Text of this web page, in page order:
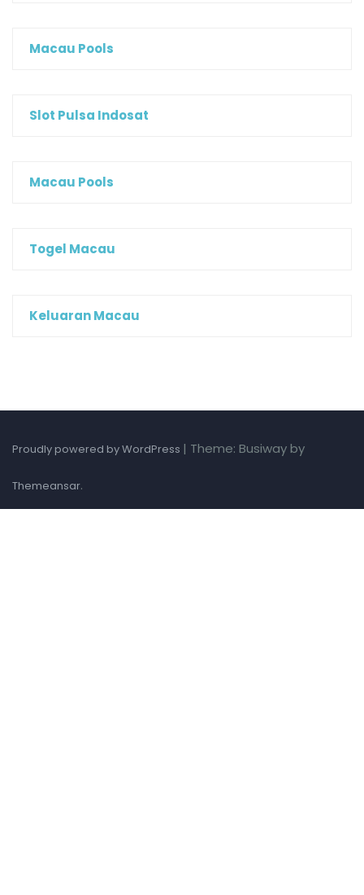
Macau Pools
Slot Pulsa Indosat
Macau Pools
Togel Macau
Keluaran Macau
Proudly powered by WordPress | Theme: Busiway by
Themeansar.